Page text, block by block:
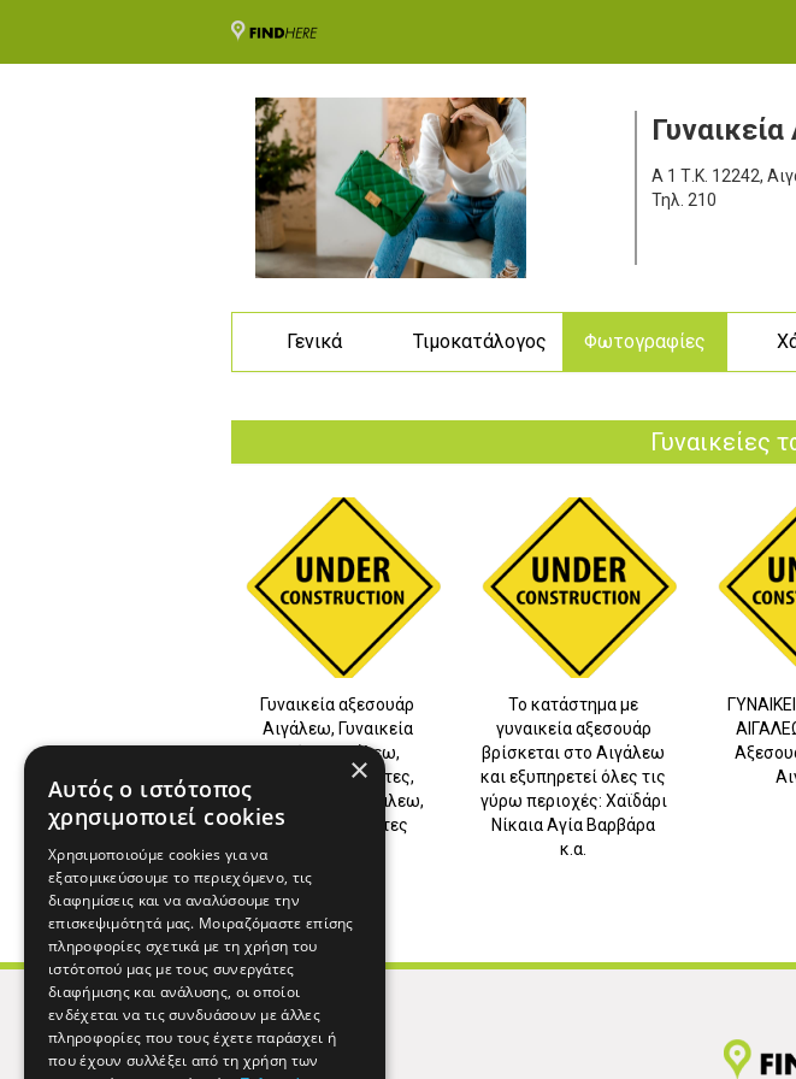
Α 1 Τ.Κ. 12242,
Τηλ. 210
Γενικά Τιμοκατάλογος Φωτογραφίες
Γυναικείες
Γυναικεία αξεσουάρ
Αιγάλεω, Γυναικεία
ρούχα Αιγάλεω,
Γυναικείες τσάντες,
Πορτοφόλια Αιγάλεω,
Ανδρικές τσάντες
Το κατάστημα με
γυναικεία αξεσουάρ
βρίσκεται στο Αιγάλεω
και εξυπηρετεί όλες τις
γύρω περιοχές: Χαϊδάρι
Νίκαια Αγία Βαρβάρα
κ.α.
3
×
Αυτός ο ιστότοπος
χρησιμοποιεί cookies
Χρησιμοποιούμε cookies για να
εξατομικεύσουμε το περιεχόμενο, τις
διαφημίσεις και να αναλύσουμε την
επισκεψιμότητά μας. Μοιραζόμαστε επίσης
πληροφορίες σχετικά με τη χρήση του
ιστότοπού μας με τους συνεργάτες
διαφήμισης και ανάλυσης, οι οποίοι
ενδέχεται να τις συνδυάσουν με άλλες
πληροφορίες που τους έχετε παράσχει ή
που έχουν συλλέξει από τη χρήση των